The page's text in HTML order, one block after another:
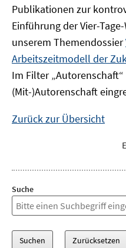
Publikationen zur
Einführung der Vier-
unserem Themendossier
Arbeitszeitmodell der
Im Filter
(Mit-)Autorenschaft
Zurück zur Übersicht
Suche